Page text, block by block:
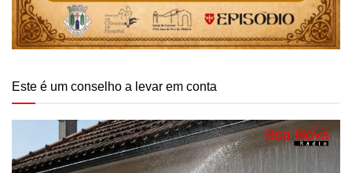
Este é um conselho a levar em conta